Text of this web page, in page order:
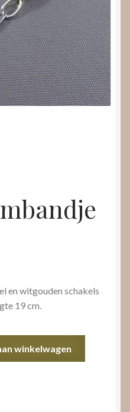
Submenu
uitvouwen
en witgouden schakels
19 cm.
winkelwagen